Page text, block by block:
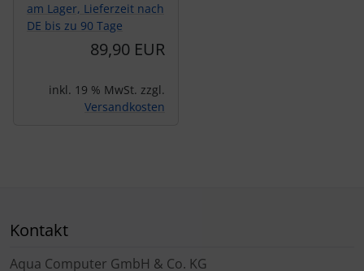
am Lager, Lieferzeit nach
DE bis zu 90 Tage
89,90 EUR
inkl. 19 % MwSt. zzgl.
Versandkosten
Kontakt
Aqua Computer GmbH & Co. KG